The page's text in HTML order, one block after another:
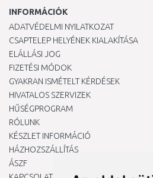
INFORMÁCIÓK
ADATVÉDELMI NYILATKOZAT
CSAPTELEP HELYÉNEK KIALAKÍTÁSA
ELÁLLÁSI JOG
FIZETÉSI MÓDOK
GYAKRAN ISMÉTELT KÉRDÉSEK
HIVATALOS SZERVIZEK
HŰSÉGPROGRAM
RÓLUNK
KÉSZLET INFORMÁCIÓ
HÁZHOZSZÁLLÍTÁS
ÁSZF